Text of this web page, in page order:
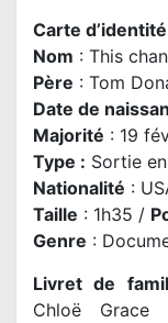
Carte
Nom : This
Père : Tom
Date de
Majorité : 19
Type : Sortie
Nationalité :
Taille : 1h35 /
Genre :
Livret de
Chloë Grace